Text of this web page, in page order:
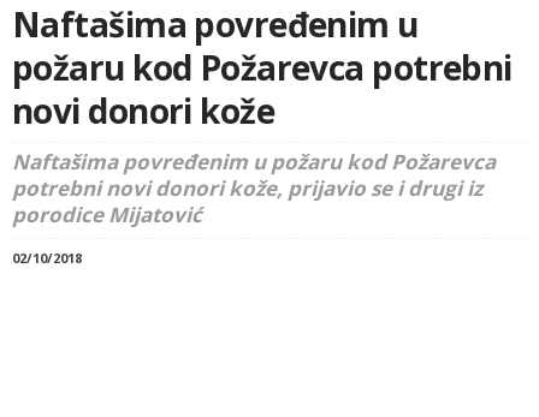
Naftašima povređenim u
požaru kod Požarevca potrebni
novi donori kože
Naftašima povređenim u požaru kod Požarevca
potrebni novi donori kože, prijavio se i drugi iz
porodice Mijatović
02/10/2018